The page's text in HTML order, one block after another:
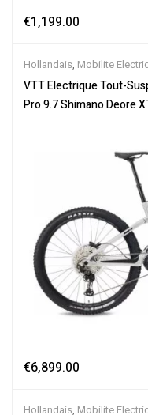
€1,199.00
Hollandais, Mobilite
Tout-Suspendus,Vélo
Électriques
VTT Electrique Tout-
Pro 9.7 Shimano Deore
€6,899.00
Hollandais, Mobilite